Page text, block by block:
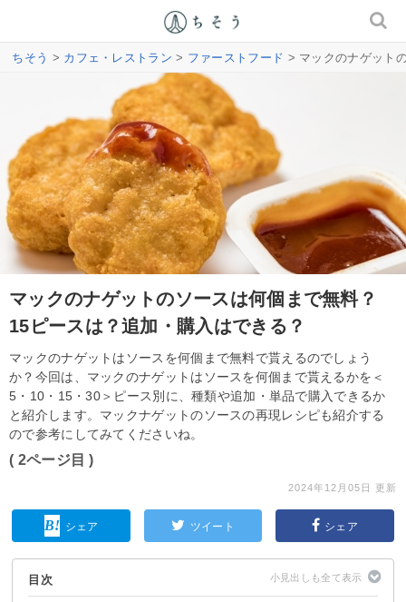
ちそう > カフェ・レストラン > ファーストフード > マックのナゲット
マックのナゲットのソースは何個まで無料？
15ピースは？追加・購入はできる？
マックのナゲットはソースを何個まで無料で貰えるのでしょう
か？今回は、マックのナゲットはソースを何個まで貰えるかを＜
5・10・15・30＞ピース別に、種類や追加・単品で購入できるか
と紹介します。マックナゲットのソースの再現レシピも紹介する
ので参考にしてみてくださいね。
( 2ページ目 )
2024年12月05日 更新
シェア ツイート シェア
目次